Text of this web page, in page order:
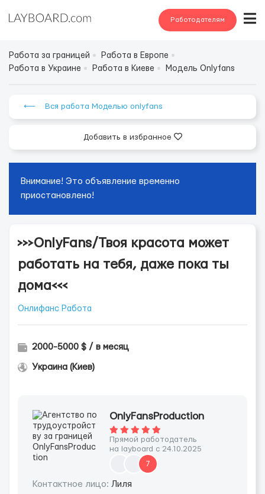
Работодателям
Работа за границей
Работа в Европе
Работа в Украине
Работа в Киеве Модель Onlyfans
⟵ Вся работа Моделью onlyfans
Добавить в избранное
Внимание! Это объявление временно
приостановлено!
>>>OnlyFans/Твоя красота может
работать на тебя, даже пока ты
дома<<<
Онлифанс Работа
2000-5000 $ / в месяц
Украина (Киев)
OnlyFansProduction
Прямой работодатель
на layboard с 24.10.2025
7
Контактное лицо: Лиля